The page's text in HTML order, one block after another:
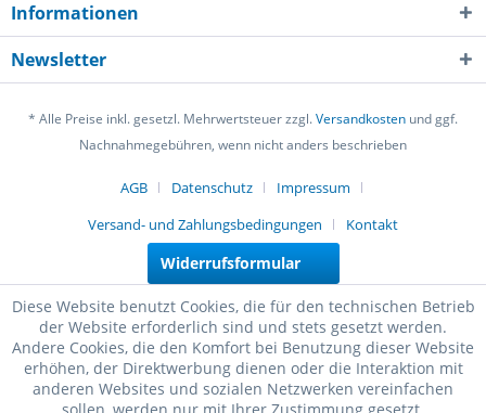
Informationen
Newsletter
* Alle Preise inkl. gesetzl. Mehrwertsteuer zzgl.Versandkosten und ggf.
Nachnahmegebühren, wenn nicht anders beschrieben
AGB Datenschutz
Impressum
Versand- und Zahlungsbedingungen
Kontakt
Widerrufsformular
Diese Website benutzt Cookies, die für den technischen Betrieb
der Website erforderlich sind und stets gesetzt werden.
Andere Cookies, die den Komfort bei Benutzung dieser Website
erhöhen, der Direktwerbung dienen oder die Interaktion mit
anderen Websites und sozialen Netzwerken vereinfachen